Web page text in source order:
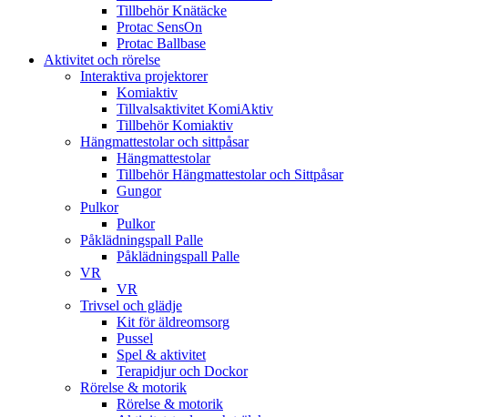
Tillbehör Knätäcke
Protac SensOn
Protac Ballbase
Aktivitet och rörelse
Interaktiva projektorer
Komiaktiv
Tillvalsaktivitet KomiAktiv
Tillbehör Komiaktiv
Hängmattestolar och sittpåsar
Hängmattestolar
Tillbehör Hängmattestolar och Sittpåsar
Gungor
Pulkor
Pulkor
Påklädningspall Palle
Påklädningspall Palle
VR
VR
Trivsel och glädje
Kit för äldreomsorg
Pussel
Spel & aktivitet
Terapidjur och Dockor
Rörelse & motorik
Rörelse & motorik